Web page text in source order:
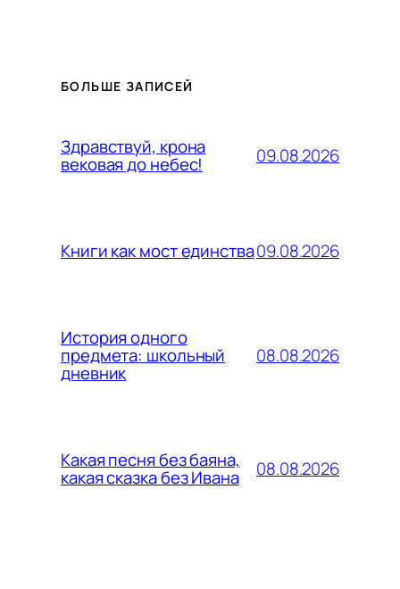
БОЛЬШЕ ЗАПИСЕЙ
Здравствуй, крона
вековая до небес! 09.08.2026
Книги как мост единства09.08.2026
История одного
предмета: школьный
дневник
08.08.2026
Какая песня без баяна,
какая сказка без Ивана 08.08.2026